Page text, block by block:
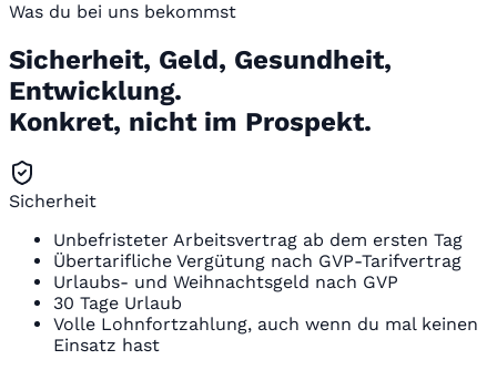
Was du bei uns bekommst
Sicherheit, Geld, Gesundheit,
Entwicklung.
Konkret, nicht im Prospekt.
Sicherheit
Unbefristeter Arbeitsvertrag ab dem ersten Tag
Übertarifliche Vergütung nach GVP-Tarifvertrag
Urlaubs- und Weihnachtsgeld nach GVP
30 Tage Urlaub
Volle Lohnfortzahlung, auch wenn du mal keinen
Einsatz hast